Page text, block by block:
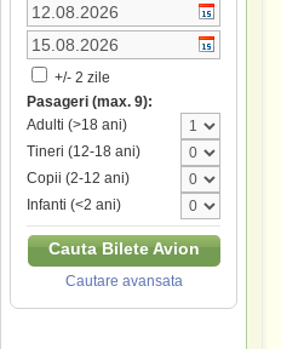
+/- 2 zile
Pasageri (max. 9):
Adulti (>18 ani)
Tineri (12-18 ani)
Copii (2-12 ani)
Infanti (<2 ani)
Cauta Bilete Avion
Cautare avansata